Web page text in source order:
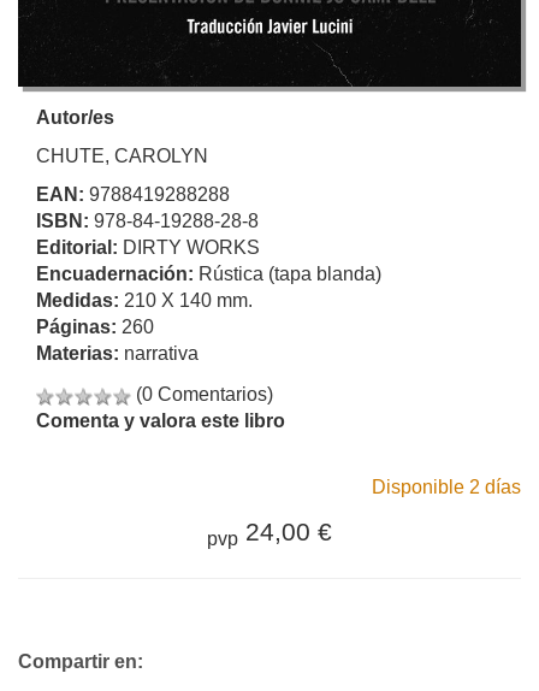
Autor/es
CHUTE, CAROLYN
EAN: 9788419288288
ISBN: 978-84-19288-28-8
Editorial: DIRTY WORKS
Encuadernación: Rústica (tapa blanda)
Medidas: 210 X 140 mm.
Páginas: 260
Materias: narrativa
(0 Comentarios)
Comenta y valora este libro
Disponible 2 días
pvp 24,00 €
Compartir en: